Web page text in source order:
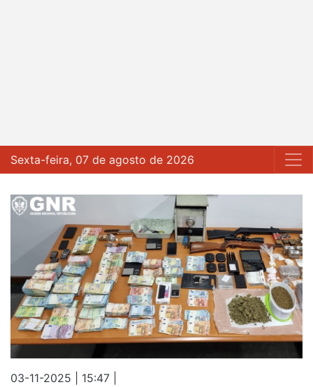
Sexta-feira, 07 de agosto de 2026
03-11-2025 | 15:47